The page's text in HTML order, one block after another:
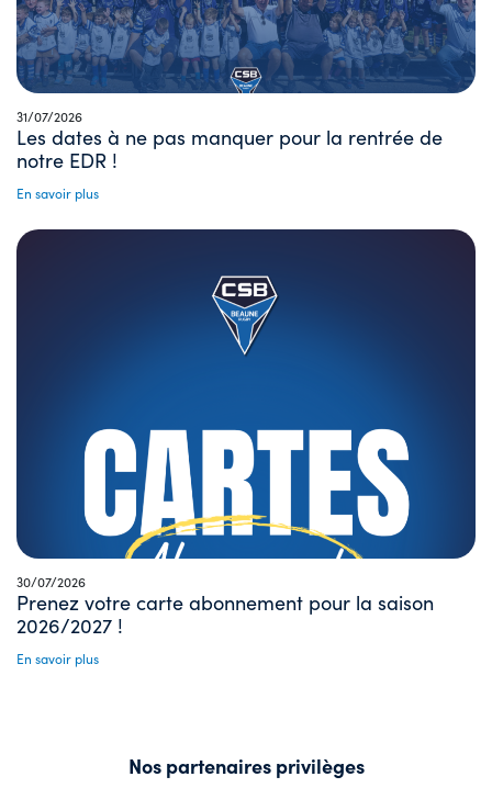
31/07/2026
Les dates à ne pas manquer pour la rentrée de
notre EDR !
En savoir plus
30/07/2026
Prenez votre carte abonnement pour la saison
2026/2027 !
En savoir plus
Nos partenaires privilèges